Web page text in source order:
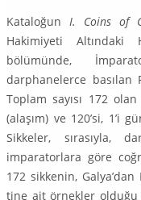
Kataloğun I. Coins of
Hakimiyeti
bölümünde,
darphanelerce
Toplam sayısı 172
(alaşım) ve 120’si, 1’i
Sikkeler, sırasıyla,
imparatorlara göre
172 sikkenin,
tine ait örnekler olduğu